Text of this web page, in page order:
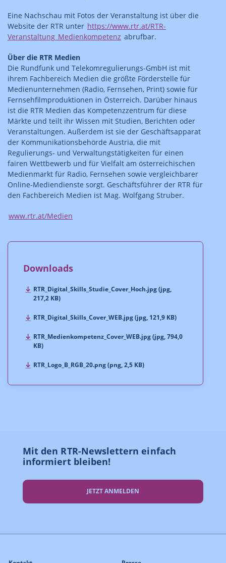
Eine Nachschau mit Fotos der Veranstaltung ist über die
Website der RTR unter https://www.rtr.at/RTR-
Veranstaltung_Medienkompetenz abrufbar.
Über die RTR Medien
Die Rundfunk und Telekomregulierungs-GmbH ist mit
ihrem Fachbereich Medien die größte Förderstelle für
Medienunternehmen (Radio, Fernsehen, Print) sowie für
Fernsehfilmproduktionen in Österreich. Darüber hinaus
ist die RTR Medien das Kompetenzzentrum für diese
Märkte und teilt ihr Wissen mit Studien, Berichten oder
Veranstaltungen. Außerdem ist sie der Geschäftsapparat
der Kommunikationsbehörde Austria, die mit
Regulierungs- und Verwaltungstätigkeiten für einen
fairen Wettbewerb und für Vielfalt am österreichischen
Medienmarkt für Radio, Fernsehen sowie vergleichbarer
Online-Mediendienste sorgt. Geschäftsführer der RTR für
den Fachbereich Medien ist Mag. Wolfgang Struber.
www.rtr.at/Medien
Downloads
RTR_Digital_Skills_Studie_Cover_Hoch.jpg (jpg,
217,2 KB)
RTR_Digital_Skills_Cover_WEB.jpg (jpg, 121,9 KB)
RTR_Medienkompetenz_Cover_WEB.jpg (jpg, 794,0
KB)
RTR_Logo_B_RGB_20.png (png, 2,5 KB)
Mit den RTR-Newslettern einfach
informiert bleiben!
JETZT ANMELDEN